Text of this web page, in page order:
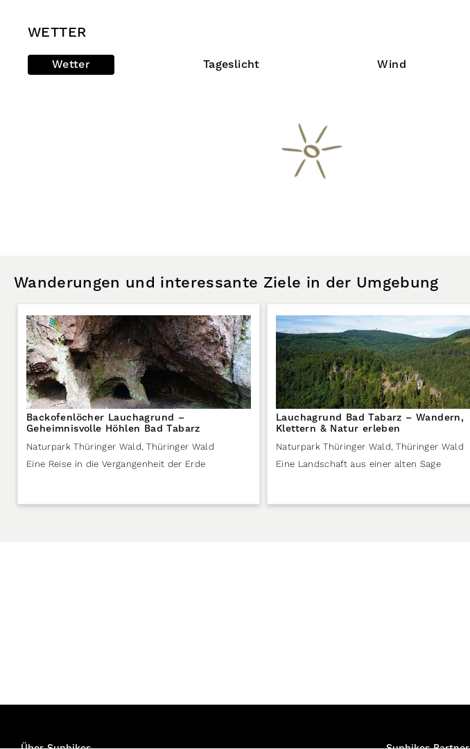
WETTER
Wetter Tageslicht Wind
Wanderungen und interessante Ziele in der Umgebung
Backofenlöcher Lauchagrund –
Geheimnisvolle Höhlen Bad Tabarz
Naturpark Thüringer Wald, Thüringer Wald
Eine Reise in die Vergangenheit der Erde
Lauchagrund Bad Tabarz – Wandern,
Klettern & Natur erleben
Naturpark Thüringer Wald, Thüringer Wald
Eine Landschaft aus einer alten Sage